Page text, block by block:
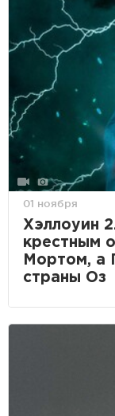
01 ноября
Хэллоуин
крестным
Мортом, а
страны Оз